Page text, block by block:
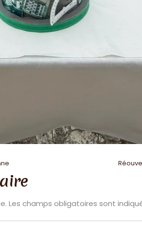
Les champs obligatoires sont